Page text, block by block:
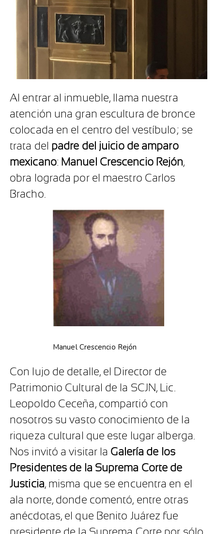
Al entrar al inmueble, llama nuestra
atención una gran escultura de bronce
colocada en el centro del vestíbulo; se
trata del padre del juicio de amparo
mexicano: Manuel Crescencio Rejón,
obra lograda por el maestro Carlos
Bracho.
Manuel Crescencio Rejón
Con lujo de detalle, el Director de
Patrimonio Cultural de la SCJN, Lic.
Leopoldo Ceceña, compartió con
nosotros su vasto conocimiento de la
riqueza cultural que este lugar alberga.
Nos invitó a visitar la Galería de los
Presidentes de la Suprema Corte de
Justicia, misma que se encuentra en el
ala norte, donde comentó, entre otras
anécdotas, el que Benito Juárez fue